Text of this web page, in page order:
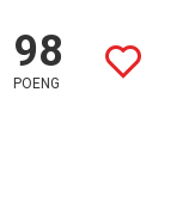
98
POENG